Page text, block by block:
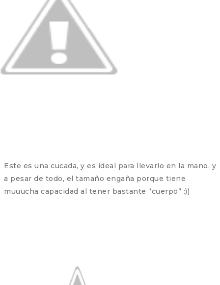
Este es una cucada, y es ideal para llevarlo en la mano, y
a pesar de todo, el tamaño engaña porque tiene
muuucha capacidad al tener bastante “cuerpo” :))